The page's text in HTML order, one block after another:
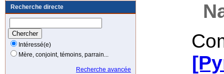
Recherche directe
Intéressé(e)
Mère, conjoint, témoins, parrain...
Recherche avancée